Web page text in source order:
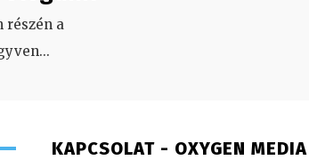
részén a
...
KAPCSOLAT - OXYGEN MEDIA